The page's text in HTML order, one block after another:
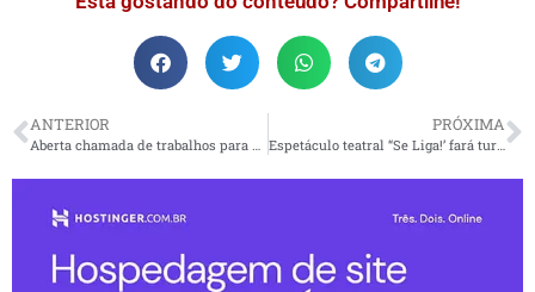
ANTERIOR PRÓXIMA
Espetáculo teatral “Se Liga!’ fará turnê pelo Amapá